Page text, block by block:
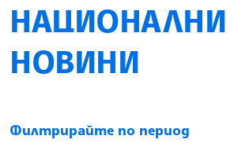
НАЦИОНАЛНИ
НОВИНИ
Филтрирайте по период